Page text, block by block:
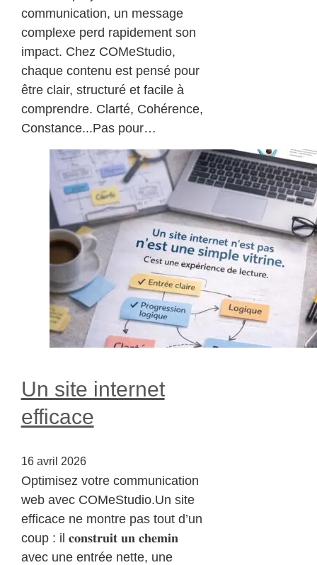
communication, un message
complexe perd rapidement son
impact. Chez COMeStudio,
chaque contenu est pensé pour
être clair, structuré et facile à
comprendre. Clarté, Cohérence,
Constance...Pas pour…
Un site internet
efficace
16 avril 2026
Optimisez votre communication
web avec COMeStudio.Un site
efficace ne montre pas tout d’un
coup : il 𝐜𝐨𝐧𝐬𝐭𝐫𝐮𝐢𝐭 𝐮𝐧 𝐜𝐡𝐞𝐦𝐢𝐧
avec une entrée nette, une